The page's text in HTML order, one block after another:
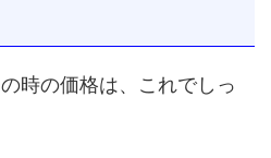
時の価格は、これでしっ